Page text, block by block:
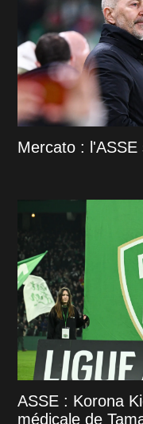
Mercato :
ASSE : Korona
médicale de